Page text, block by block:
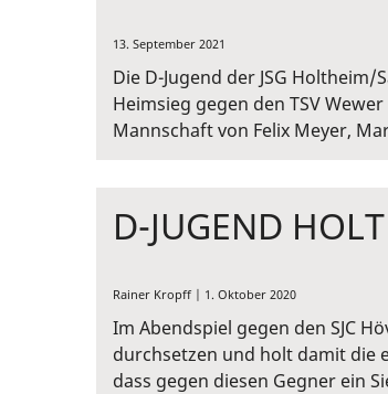
13. September 2021
Die D-Jugend der JSG
Heimsieg gegen den TSV
Mannschaft von Felix Meyer,
D-JUGEND
Rainer Kropff | 1. Oktober 2020
Im Abendspiel gegen den SJC
durchsetzen und holt damit die
dass gegen diesen Gegner ein